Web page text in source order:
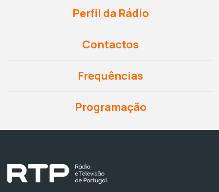
Perfil da Rádio
Contactos
Frequências
Programação